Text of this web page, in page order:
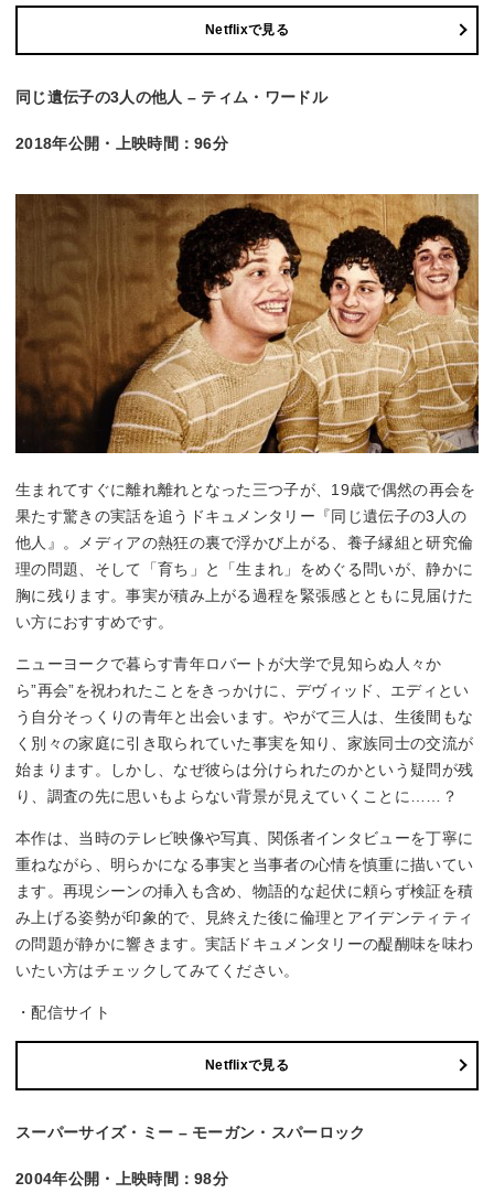
Netflixで見る
同じ遺伝子の3人の他人 – ティム・ワードル
2018年公開・上映時間：96分
生まれてすぐに離れ離れとなった三つ子が、19歳で偶然の再会を
果たす驚きの実話を追うドキュメンタリー『同じ遺伝子の3人の
他人』。メディアの熱狂の裏で浮かび上がる、養子縁組と研究倫
理の問題、そして「育ち」と「生まれ」をめぐる問いが、静かに
胸に残ります。事実が積み上がる過程を緊張感とともに見届けた
い方におすすめです。
ニューヨークで暮らす青年ロバートが大学で見知らぬ人々か
ら”再会”を祝われたことをきっかけに、デヴィッド、エディとい
う自分そっくりの青年と出会います。やがて三人は、生後間もな
く別々の家庭に引き取られていた事実を知り、家族同士の交流が
始まります。しかし、なぜ彼らは分けられたのかという疑問が残
り、調査の先に思いもよらない背景が見えていくことに……？
本作は、当時のテレビ映像や写真、関係者インタビューを丁寧に
重ねながら、明らかになる事実と当事者の心情を慎重に描いてい
ます。再現シーンの挿入も含め、物語的な起伏に頼らず検証を積
み上げる姿勢が印象的で、見終えた後に倫理とアイデンティティ
の問題が静かに響きます。実話ドキュメンタリーの醍醐味を味わ
いたい方はチェックしてみてください。
・配信サイト
Netflixで見る
スーパーサイズ・ミー – モーガン・スパーロック
2004年公開・上映時間：98分